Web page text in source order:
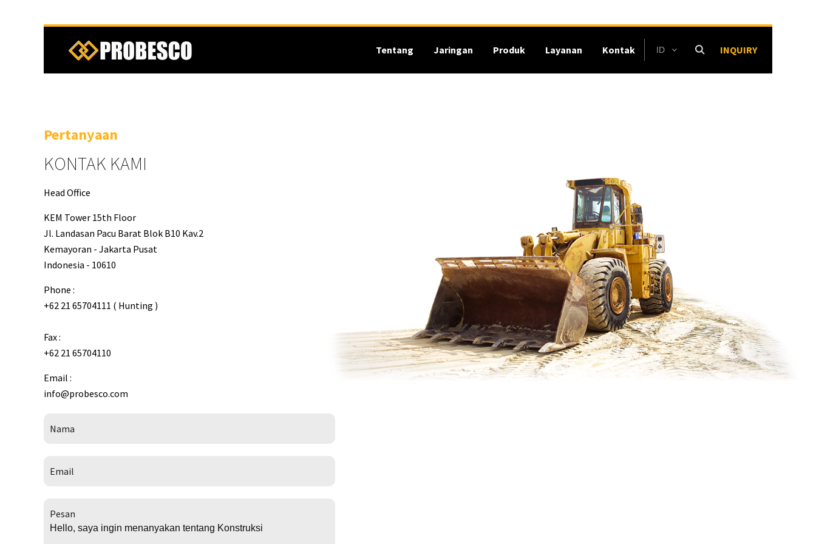
Tentang Jaringan Produk Layanan Kontak INQUIRY
Pertanyaan
KONTAK KAMI
Head Office
KEM Tower 15th Floor
Jl. Landasan Pacu Barat Blok B10 Kav.2
Kemayoran - Jakarta Pusat
Indonesia - 10610
Phone :
+62 21 65704111 ( Hunting )
Fax :
+62 21 65704110
Email :
info@probesco.com
Nama
Email
Pesan